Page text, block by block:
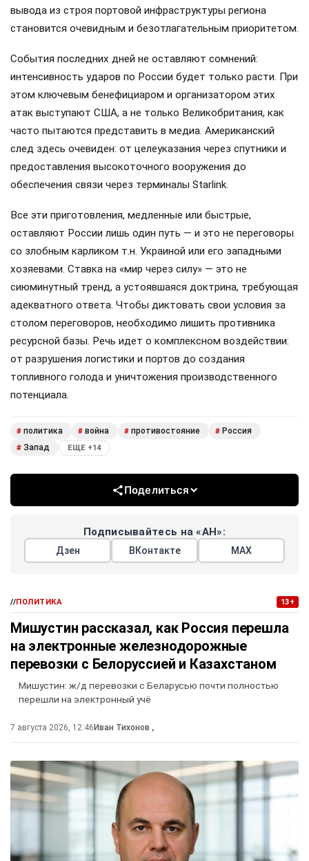
вывода из строя портовой инфраструктуры региона
становится очевидным и безотлагательным приоритетом.
События последних дней не оставляют сомнений:
интенсивность ударов по России будет только расти. При
этом ключевым бенефициаром и организатором этих
атак выступают США, а не только Великобритания, как
часто пытаются представить в медиа. Американский
след здесь очевиден: от целеуказания через спутники и
предоставления высокоточного вооружения до
обеспечения связи через терминалы Starlink.
Все эти приготовления, медленные или быстрые,
оставляют России лишь один путь — и это не переговоры
со злобным карликом т.н. Украиной или его западными
хозяевами. Ставка на «мир через силу» — это не
сиюминутный тренд, а устоявшаяся доктрина, требующая
адекватного ответа. Чтобы диктовать свои условия за
столом переговоров, необходимо лишить противника
ресурсной базы. Речь идет о комплексном воздействии:
от разрушения логистики и портов до создания
топливного голода и уничтожения производственного
потенциала.
# политика # война # противостояние # Россия
# Запад ЕЩЕ +14
Поделиться
Подписывайтесь на «АН»:
Дзен ВКонтакте МАХ
//ПОЛИТИКА 13+
Мишустин рассказал, как Россия перешла
на электронные железнодорожные
перевозки с Белоруссией и Казахстаном
Мишустин: ж/д перевозки с Беларусью почти полностью
перешли на электронный учё
7 августа 2026, 12:46 Иван Тихонов ,